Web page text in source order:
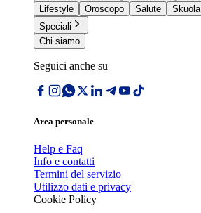
Lifestyle
Oroscopo Salute Skuola
Speciali
Chi siamo
Seguici anche su
Area personale
Help e Faq
Info e contatti
Termini del servizio
Utilizzo dati e privacy
Cookie Policy